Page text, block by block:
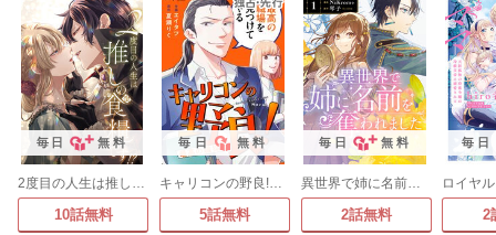
毎日 無料
2度目の人生は推しの食糧です!?
10話無料
毎日 無料
キャリコンの野良!～最高の職探し～
5話無料
毎日 無料
異世界で姉に名前を奪われました
2話無料
毎日
2